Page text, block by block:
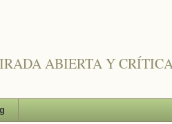
ABIERTA Y